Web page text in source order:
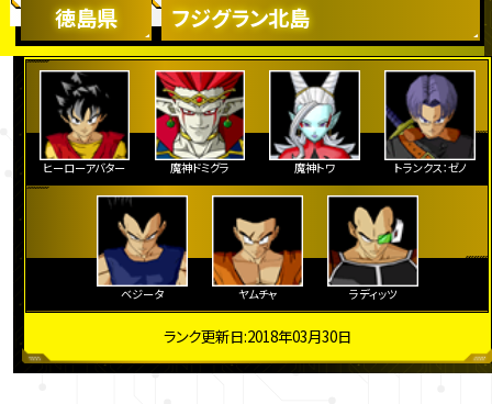
徳島県 フジグラン北島
ヒーローアバター 魔神ドミグラ 魔神トワ トランクス：ゼノ
ベジータ ヤムチャ ラディッツ
ランク更新日:2018年03月30日